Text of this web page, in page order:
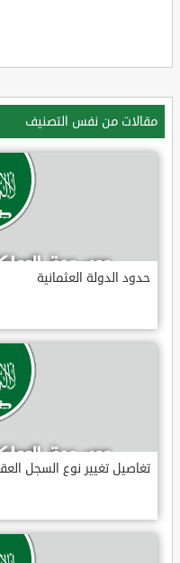
مقالات من نفس التصنيف
حدود الدولة العثمانية
تغاصيل تغيير نوع السجل